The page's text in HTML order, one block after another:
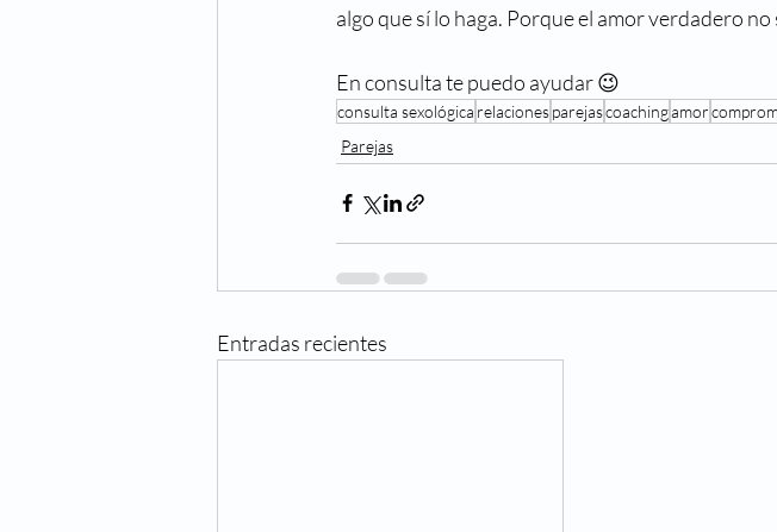
algo que sí lo haga. Porque el amor verdadero no
En consulta te puedo ayudar 😉
consulta sexológica relacionesparejascoachingamor
Parejas
Entradas recientes